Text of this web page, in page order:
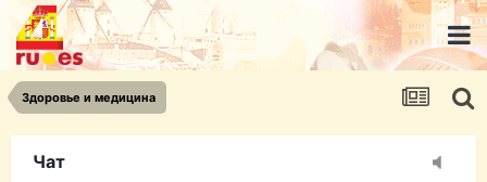
Здоровье и медицина
Чат
urist.dokument@gmail.com
https://pasport-ua.com/
Телеграмм @uristpassua
Firebird
Друзья - из России без VPN сайт и форум